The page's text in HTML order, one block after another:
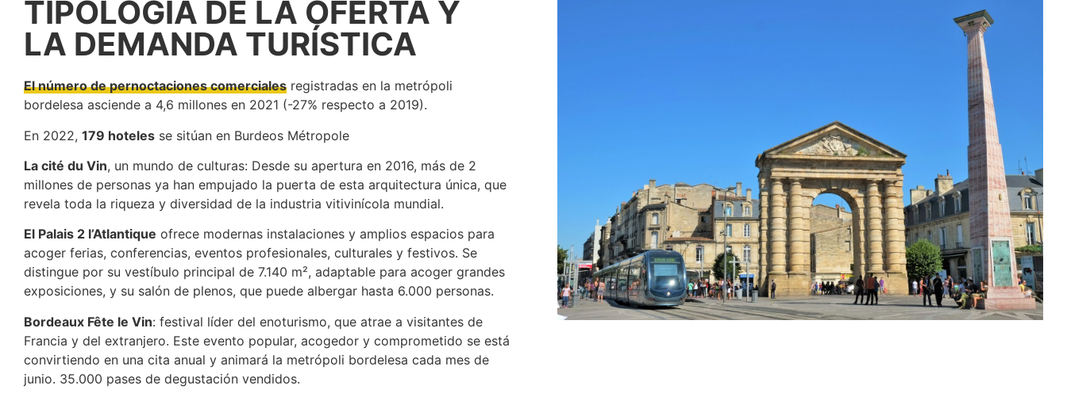
TIPOLOGÍA DE LA OFERTA Y
LA DEMANDA TURÍSTICA
El número de pernoctaciones comerciales registradas en la metrópoli
bordelesa asciende a 4,6 millones en 2021 (-27% respecto a 2019).
En 2022, 179 hoteles se sitúan en Burdeos Métropole
La cité du Vin, un mundo de culturas: Desde su apertura en 2016, más de 2
millones de personas ya han empujado la puerta de esta arquitectura única, que
revela toda la riqueza y diversidad de la industria vitivinícola mundial.
El Palais 2 l’Atlantique ofrece modernas instalaciones y amplios espacios para
acoger ferias, conferencias, eventos profesionales, culturales y festivos. Se
distingue por su vestíbulo principal de 7.140 m², adaptable para acoger grandes
exposiciones, y su salón de plenos, que puede albergar hasta 6.000 personas.
Bordeaux Fête le Vin: festival líder del enoturismo, que atrae a visitantes de
Francia y del extranjero. Este evento popular, acogedor y comprometido se está
convirtiendo en una cita anual y animará la metrópoli bordelesa cada mes de
junio. 35.000 pases de degustación vendidos.